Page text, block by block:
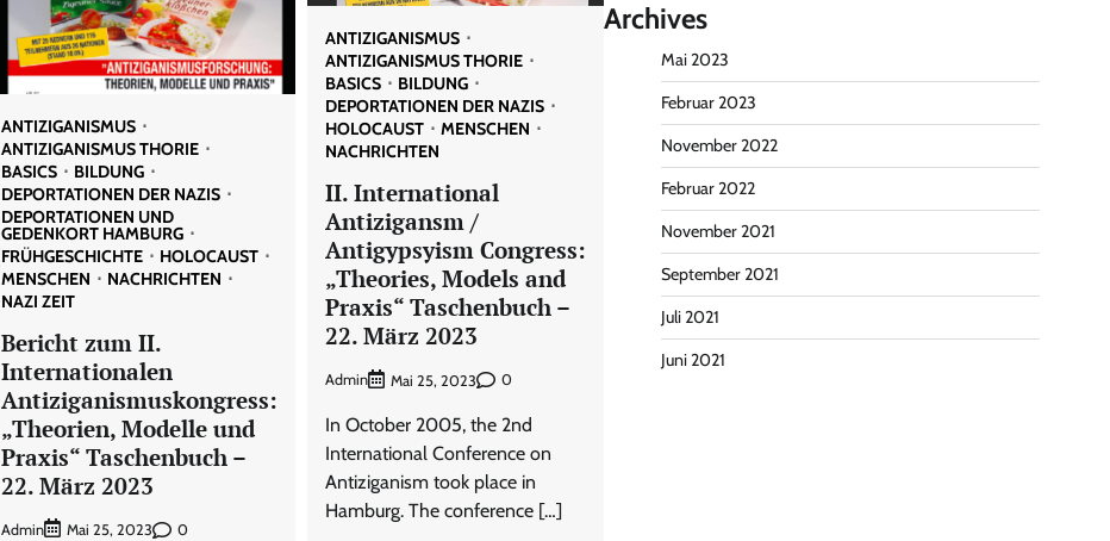
ANTIZIGANISMUS
ANTIZIGANISMUS THORIE
BASICS
BILDUNG
DEPORTATIONEN DER NAZIS
DEPORTATIONEN UND
GEDENKORT HAMBURG
FRÜHGESCHICHTE
HOLOCAUST
MENSCHEN
NACHRICHTEN
NAZI ZEIT
Bericht zum II.
Internationalen
Antiziganismuskongress:
„Theorien, Modelle und
Praxis“ Taschenbuch –
22. März 2023
Admin Mai 25, 2023 0
ANTIZIGANISMUS
ANTIZIGANISMUS THORIE
BASICS
BILDUNG
DEPORTATIONEN DER NAZIS
HOLOCAUST
MENSCHEN
NACHRICHTEN
II. International
Antizigansm /
Antigypsyism Congress:
„Theories, Models and
Praxis“ Taschenbuch –
22. März 2023
Admin Mai 25, 2023 0
In October 2005, the 2nd
International Conference on
Antiziganism took place in
Hamburg. The conference […]
Archives
Mai 2023
Februar 2023
November 2022
Februar 2022
November 2021
September 2021
Juli 2021
Juni 2021